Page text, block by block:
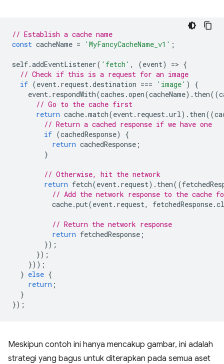
// Establish a cache name
const cacheName = 'MyFancyCacheName_v1' ;
self.addEventListener( 'fetch' , (event) => {
// Check if this is a request for an image
if (event . request .destination === 'image' )
{
event . respondWith(caches .open(cacheName). then((
// Go to the cache first
return cache.match(event . request .url ). then((
// Return a cached response if we have one
if (cachedResponse)
{
return cachedResponse ;
}
// Otherwise, hit the network
return fetch(event . request). then((
// Add the network response to the
cache.put(event . request, fetchedResponse.
// Return the network response
return fetchedResponse ;
});
});
}));
} else {
return ;
}
});
Meskipun contoh ini hanya mencakup gambar, ini adalah
strategi yang bagus untuk diterapkan pada semua aset